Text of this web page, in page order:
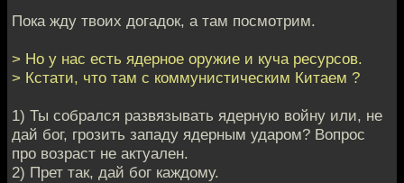
Пока жду твоих догадок, а там посмотрим.
> Но у нас есть ядерное оружие и куча ресурсов.
> Кстати, что там с коммунистическим Китаем ?
1) Ты собрался развязывать ядерную войну или, не
дай бог, грозить западу ядерным ударом? Вопрос
про возраст не актуален.
2) Прет так, дай бог каждому.